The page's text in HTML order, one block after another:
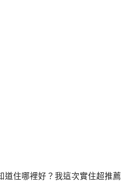
道住哪裡好？我這次實住超推薦